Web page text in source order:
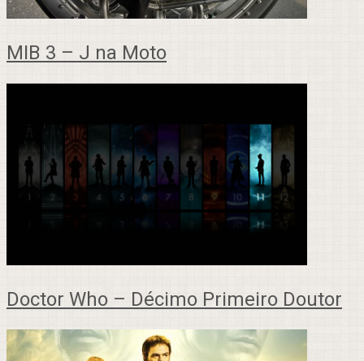
MIB 3 – J na Moto
Doctor Who – Décimo Primeiro Doutor